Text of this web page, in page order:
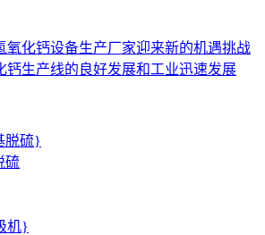
氧化钙设备生产厂家迎来新的机遇挑战
钙生产线的良好发展和工业迅速发展
硫